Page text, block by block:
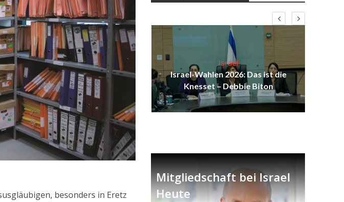
besonders in Eretz
Meinungen
Eine Alternative zur Zwei-
Staaten-Lösung
Israel
Israel-Wahlen 2026: Das ist die
Knesset – Debbie Biton
Mitgliedschaft bei Israel
Heute